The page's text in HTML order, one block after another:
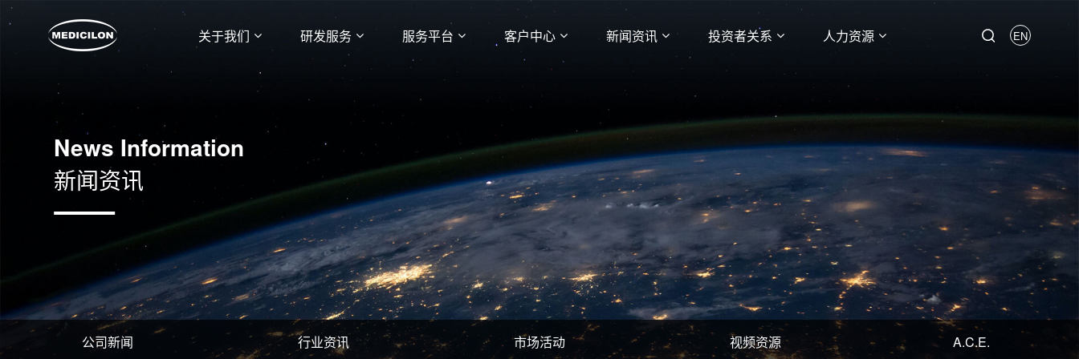
关于我们 研发服务 服务平台 客户中心 新闻资讯 投资者关系 人力资源 EN
News Information
新闻资讯
公司新闻 行业资讯 市场活动 视频资源 A.C.E.